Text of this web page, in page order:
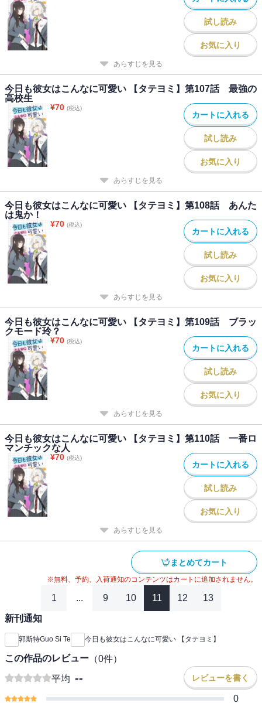
試し読み
お気に入り
あらすじを見る
今日も彼女はこんなに可愛い 【タテヨミ】第107話 最強の
高校生
¥70 (税込)
カートに入れる
試し読み
お気に入り
あらすじを見る
今日も彼女はこんなに可愛い 【タテヨミ】第108話 あんた
は鬼か！
¥70 (税込)
カートに入れる
試し読み
お気に入り
あらすじを見る
今日も彼女はこんなに可愛い 【タテヨミ】第109話 ブラッ
クモード玲？
¥70 (税込)
カートに入れる
試し読み
お気に入り
あらすじを見る
今日も彼女はこんなに可愛い 【タテヨミ】第110話 一番ロ
マンチックな人
¥70 (税込)
カートに入れる
試し読み
お気に入り
あらすじを見る
まとめてカート
※無料、予約、入荷通知のコンテンツはカートに追加されません。
1 ... 9 10 11 12 13
新刊通知
郭斯特Guo Si Te 今日も彼女はこんなに可愛い 【タテヨミ】
この作品のレビュー （0件）
平均 -- レビューを書く
0